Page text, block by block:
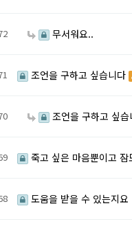
무서워요..
조언을 구하고 싶습니다
조언을 구하고 싶습
죽고 싶은 마음뿐이고 잠
도움을 받을 수 있는지요